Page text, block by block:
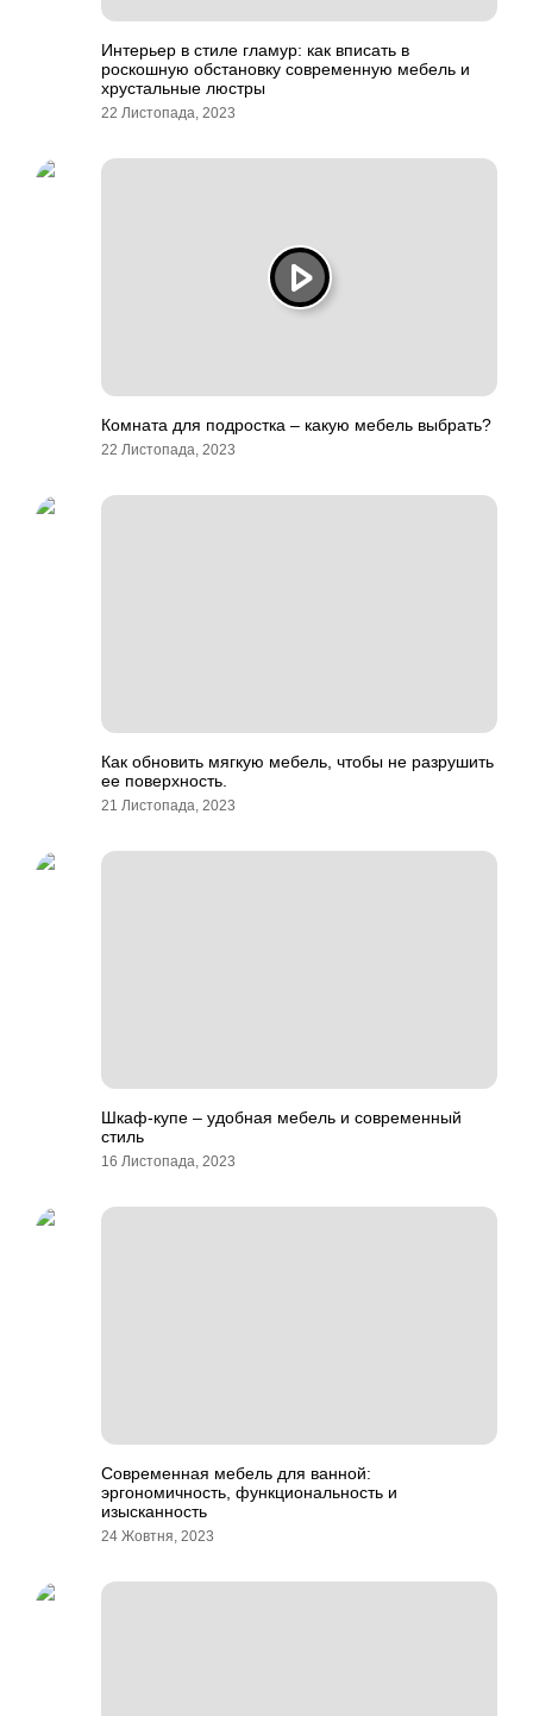
Интерьер в стиле гламур: как вписать в
роскошную обстановку современную мебель и
хрустальные люстры
22 Листопада, 2023
Комната для подростка – какую мебель выбрать?
22 Листопада, 2023
Как обновить мягкую мебель, чтобы не разрушить
ее поверхность.
21 Листопада, 2023
Шкаф-купе – удобная мебель и современный
стиль
16 Листопада, 2023
Современная мебель для ванной:
эргономичность, функциональность и
изысканность
24 Жовтня, 2023